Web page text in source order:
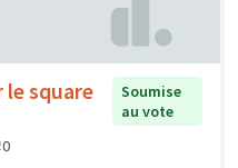
square
Soumise
au vote
0